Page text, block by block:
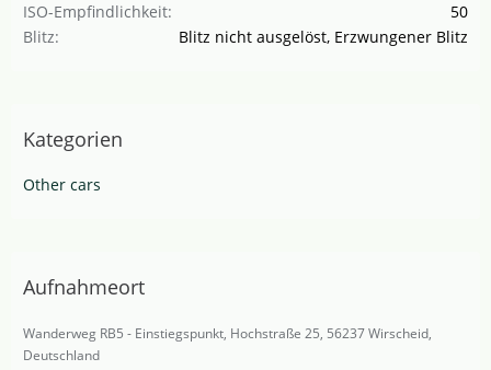
ISO-Empfindlichkeit
50
Blitz
Blitz nicht ausgelöst, Erzwungener Blitz
Kategorien
Other cars
Aufnahmeort
Wanderweg RB5 - Einstiegspunkt, Hochstraße 25, 56237 Wirscheid,
Deutschland